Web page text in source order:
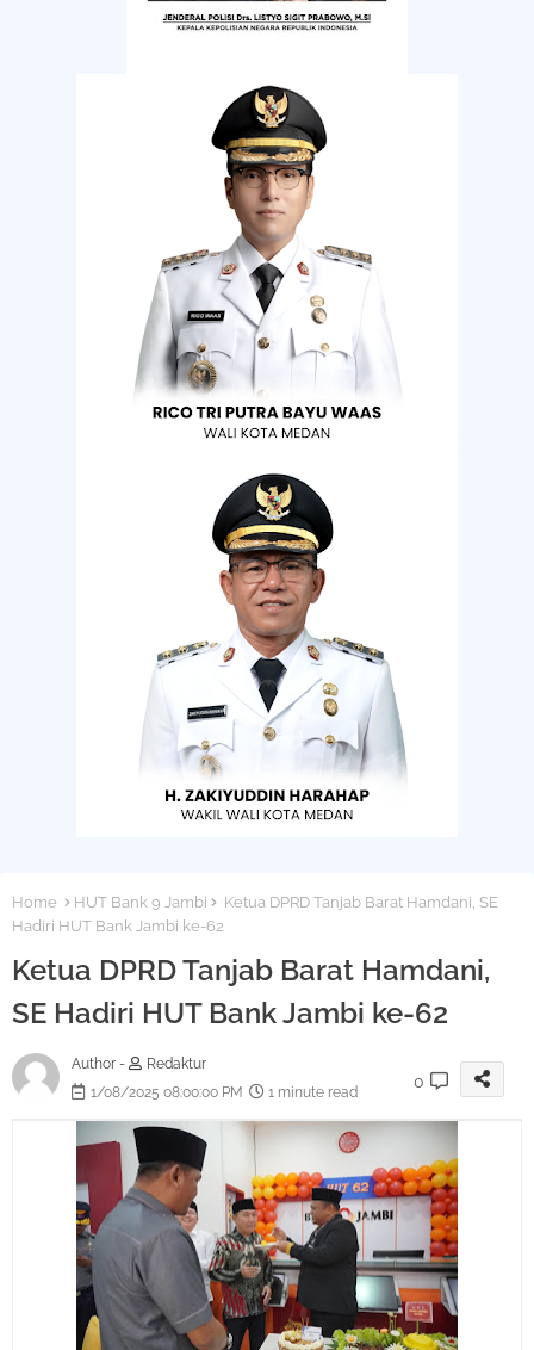
Home HUT Bank 9 Jambi
Ketua DPRD Tanjab Barat Hamdani, SE
Hadiri HUT Bank Jambi ke-62
Ketua DPRD Tanjab Barat Hamdani,
SE Hadiri HUT Bank Jambi ke-62
Author -
Redaktur
1/08/2025 08:00:00 PM
1 minute read
0